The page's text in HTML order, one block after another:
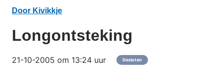
Door Kivikkje
Longontsteking
21-10-2005 om 13:24 uur Gesloten